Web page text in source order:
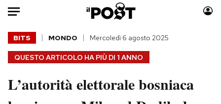
Auto
HOME
Italia
Moda
QUESTO ARTICOLO HA PIÙ DI 1 ANNO
BITS MONDO Mercoledì 6 agosto 2025
L’autorità elettorale bosniaca